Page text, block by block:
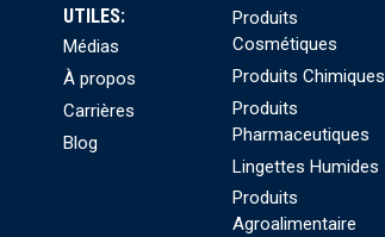
UTILES:
Médias
À propos
Carrières
Blog
Produits
Cosmétiques
Produits Chimiques
Produits
Pharmaceutiques
Lingettes Humides
Produits
Agroalimentaire